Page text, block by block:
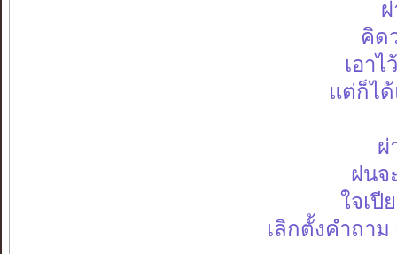
คิด
เอา
แต่ก็ไ
ผ่
ฝนจ
ใจเปี
เลิกตั้งคำถา